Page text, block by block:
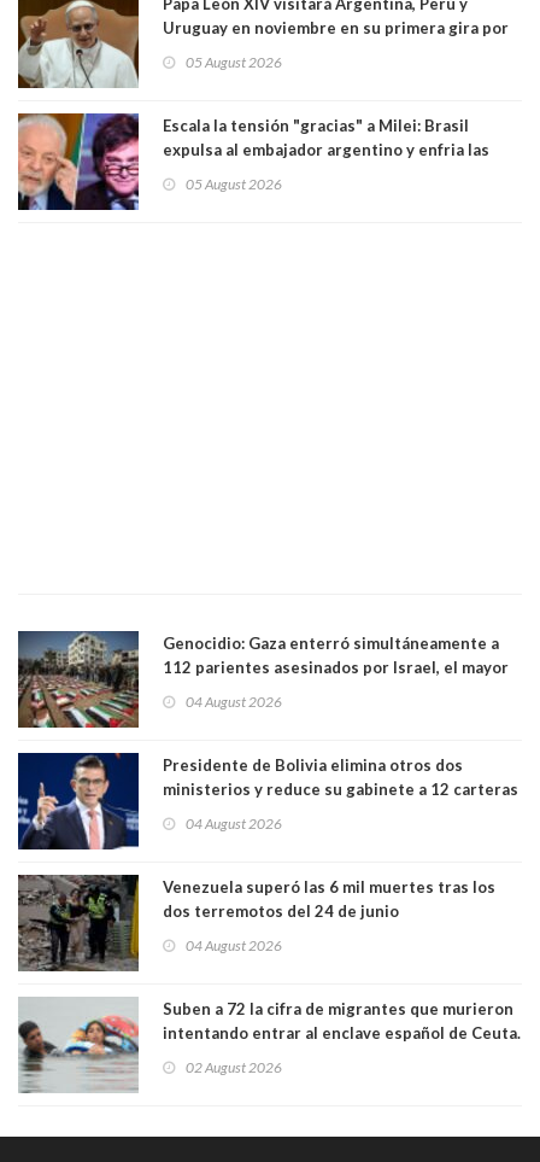
Uruguay en noviembre en su primera gira por
05 August 2026
Escala la tensión "gracias" a Milei: Brasil
expulsa al embajador argentino y enfria las
trasandino
05 August 2026
Genocidio: Gaza enterró simultáneamente a
112 parientes asesinados por Israel, el mayor
muertos figuran 44 niños y nueve ancianos
04 August 2026
Presidente de Bolivia elimina otros dos
ministerios y reduce su gabinete a 12 carteras
04 August 2026
Venezuela superó las 6 mil muertes tras los
dos terremotos del 24 de junio
04 August 2026
Suben a 72 la cifra de migrantes que murieron
intentando entrar al enclave español de Ceuta.
02 August 2026